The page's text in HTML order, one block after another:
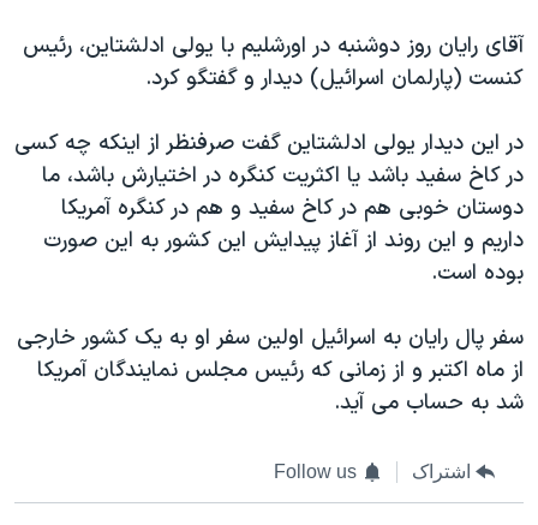
دادگاه حمید نوری
چهل سال گروگان‌گیری
قانون شفافیت دارائی کادر رهبری ایران
اعتراضات مردمی آبان ۹۸
اسرائیل در جنگ
نرگس محمدی برنده جایزه نوبل صلح
صفحه‌های ویژه
سفر پرزیدنت ترامپ به چین
آقای رایان روز دوشنبه در اورشلیم با یولی ادلشتاین، رئیس
کنست (پارلمان اسرائیل) دیدار و گفتگو کرد.
در این دیدار یولی ادلشتاین گفت صرفنظر از اینکه چه کسی
در کاخ سفید باشد یا اکثریت کنگره در اختیارش باشد، ما
دوستان خوبی هم در کاخ سفید و هم در کنگره آمریکا
داریم و این روند از آغاز پیدایش این کشور به این صورت
بوده است.
سفر پال رایان به اسرائیل اولین سفر او به یک کشور خارجی
از ماه اکتبر و از زمانی که رئیس مجلس نمایندگان آمریکا
شد به حساب می آید.
اشتراک Follow us